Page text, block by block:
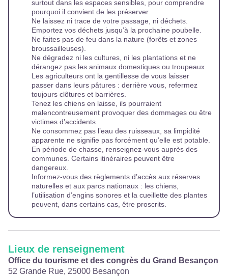
surtout dans les espaces sensibles, pour comprendre
pourquoi il convient de les préserver.
Ne laissez ni trace de votre passage, ni déchets.
Emportez vos déchets jusqu’à la prochaine poubelle.
Ne faites pas de feu dans la nature (forêts et zones
broussailleuses).
Ne dégradez ni les cultures, ni les plantations et ne
dérangez pas les animaux domestiques ou troupeaux.
Les agriculteurs ont la gentillesse de vous laisser
passer dans leurs pâtures : derrière vous, refermez
toujours clôtures et barrières.
Tenez les chiens en laisse, ils pourraient
malencontreusement provoquer des dommages ou être
victimes d’accidents.
Ne consommez pas l’eau des ruisseaux, sa limpidité
apparente ne signifie pas forcément qu’elle est potable.
En période de chasse, renseignez-vous auprès des
communes. Certains itinéraires peuvent être
dangereux.
Informez-vous des règlements d’accès aux réserves
naturelles et aux parcs nationaux : les chiens,
l’utilisation d’engins sonores et la cueillette des plantes
peuvent, dans certains cas, être proscrits.
Lieux de renseignement
Office du tourisme et des congrès du Grand Besançon
52 Grande Rue, 25000 Besançon